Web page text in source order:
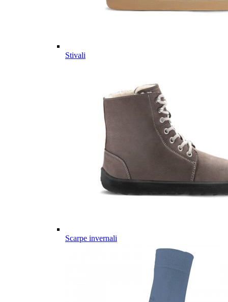
Stivali
Scarpe invernali